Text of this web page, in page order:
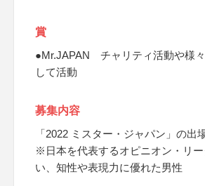
賞
●Mr.JAPAN チャリティ活動や様
して活動
募集内容
「2022 ミスター・ジャパン」の出
※日本を代表するオピニオン・リ
い、知性や表現力に優れた男性